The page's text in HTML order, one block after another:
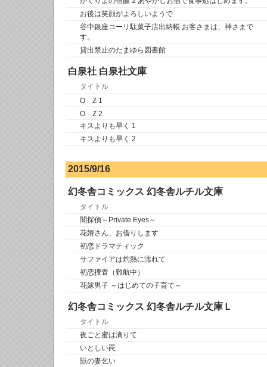
お後は笑顔がよろしいようで
谷中銀座コーリ駄菓子店出納帳 お客さまは、神さまで
す。
貸出禁止のたまゆら図書館
白泉社 白泉社文庫
タイトル
O Z 1
O Z 2
キスよりも早く 1
キスよりも早く 2
2015/9/16
幻冬舎コミックス 幻冬舎ルチル文庫
タイトル
闇探偵～Private Eyes～
花婿さん、お借りします
初恋ドラマティック
サファイアは灼熱に濡れて
初恋捜査（難航中）
花嫁男子 ～はじめての子育て～
幻冬舎コミックス 幻冬舎ルチル文庫Ｌ
タイトル
夜ごと蜜は滴りて
いとしい罠
獣の妻乞い